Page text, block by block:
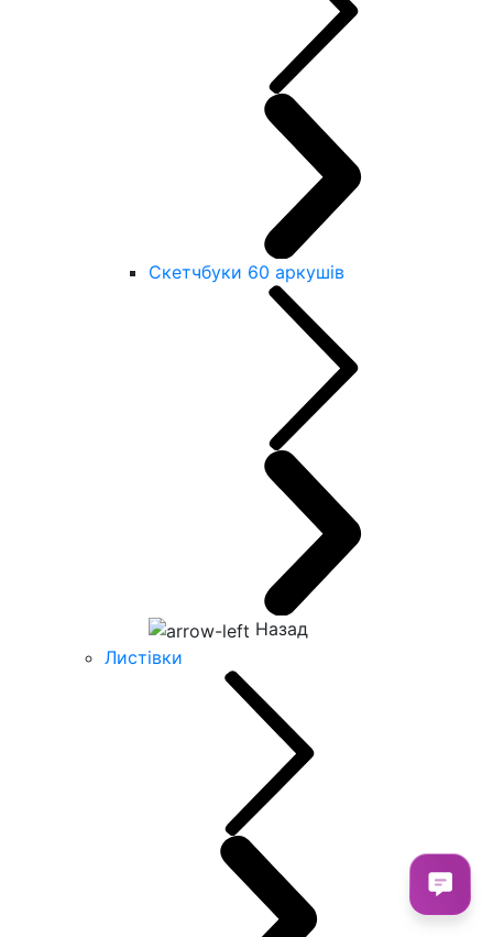
Скетчбуки 60 аркушів
Назад
Листівки